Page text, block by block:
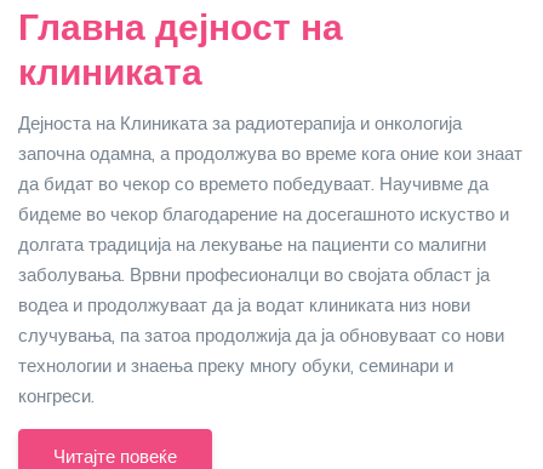
Главна дејност на
клиниката
Дејноста на Клиниката за радиотерапија и онкологија
започна одамна, а продолжува во време кога оние кои знаат
да бидат во чекор со времето победуваат. Научивме да
бидеме во чекор благодарение на досегашното искуство и
долгата традиција на лекување на пациенти со малигни
заболувања. Врвни професионалци во својата област ја
водеа и продолжуваат да ја водат клиниката низ нови
случувања, па затоа продолжија да ја обновуваат со нови
технологии и знаења преку многу обуки, семинари и
конгреси.
Читајте повеќе